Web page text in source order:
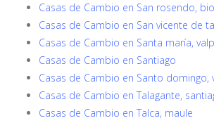
Casas de Cambio en San rosendo,
Casas de Cambio en San vicente de
Casas de Cambio en Santa maría,
Casas de Cambio en Santiago
Casas de Cambio en Santo domingo,
Casas de Cambio en Talagante,
Casas de Cambio en Talca, maule